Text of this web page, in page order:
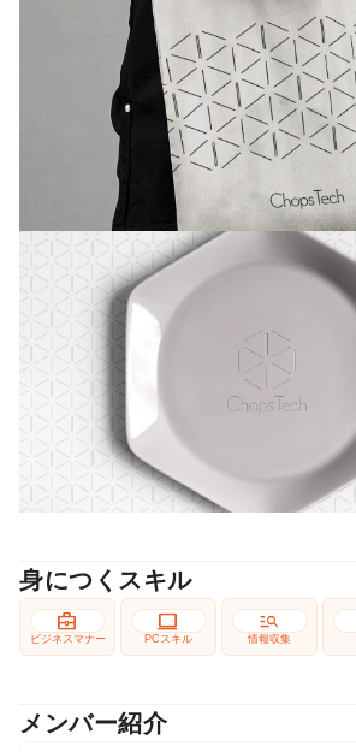
身につくスキル
business_center
ビジネスマナー
computer
PCスキル
manage_search
情報収集
メンバー紹介